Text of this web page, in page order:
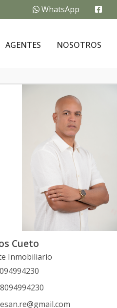
WhatsApp
AGENTES NOSOTROS
Cueto
Inmobiliario